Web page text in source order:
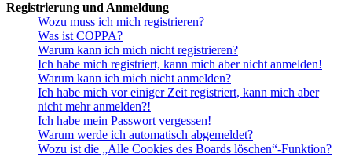
Registrierung und Anmeldung
Wozu muss ich mich registrieren?
Was ist COPPA?
Warum kann ich mich nicht registrieren?
Ich habe mich registriert, kann mich aber nicht anmelden!
Warum kann ich mich nicht anmelden?
Ich habe mich vor einiger Zeit registriert, kann mich aber
nicht mehr anmelden?!
Ich habe mein Passwort vergessen!
Warum werde ich automatisch abgemeldet?
Wozu ist die „Alle Cookies des Boards löschen“-Funktion?